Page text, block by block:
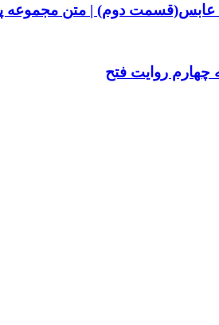
عابس(قسمت دوم) | متن مجموعه
چهارم روایت فتح